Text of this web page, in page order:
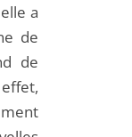
a
de
de